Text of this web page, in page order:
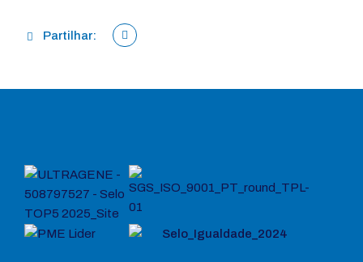
Partilhar: